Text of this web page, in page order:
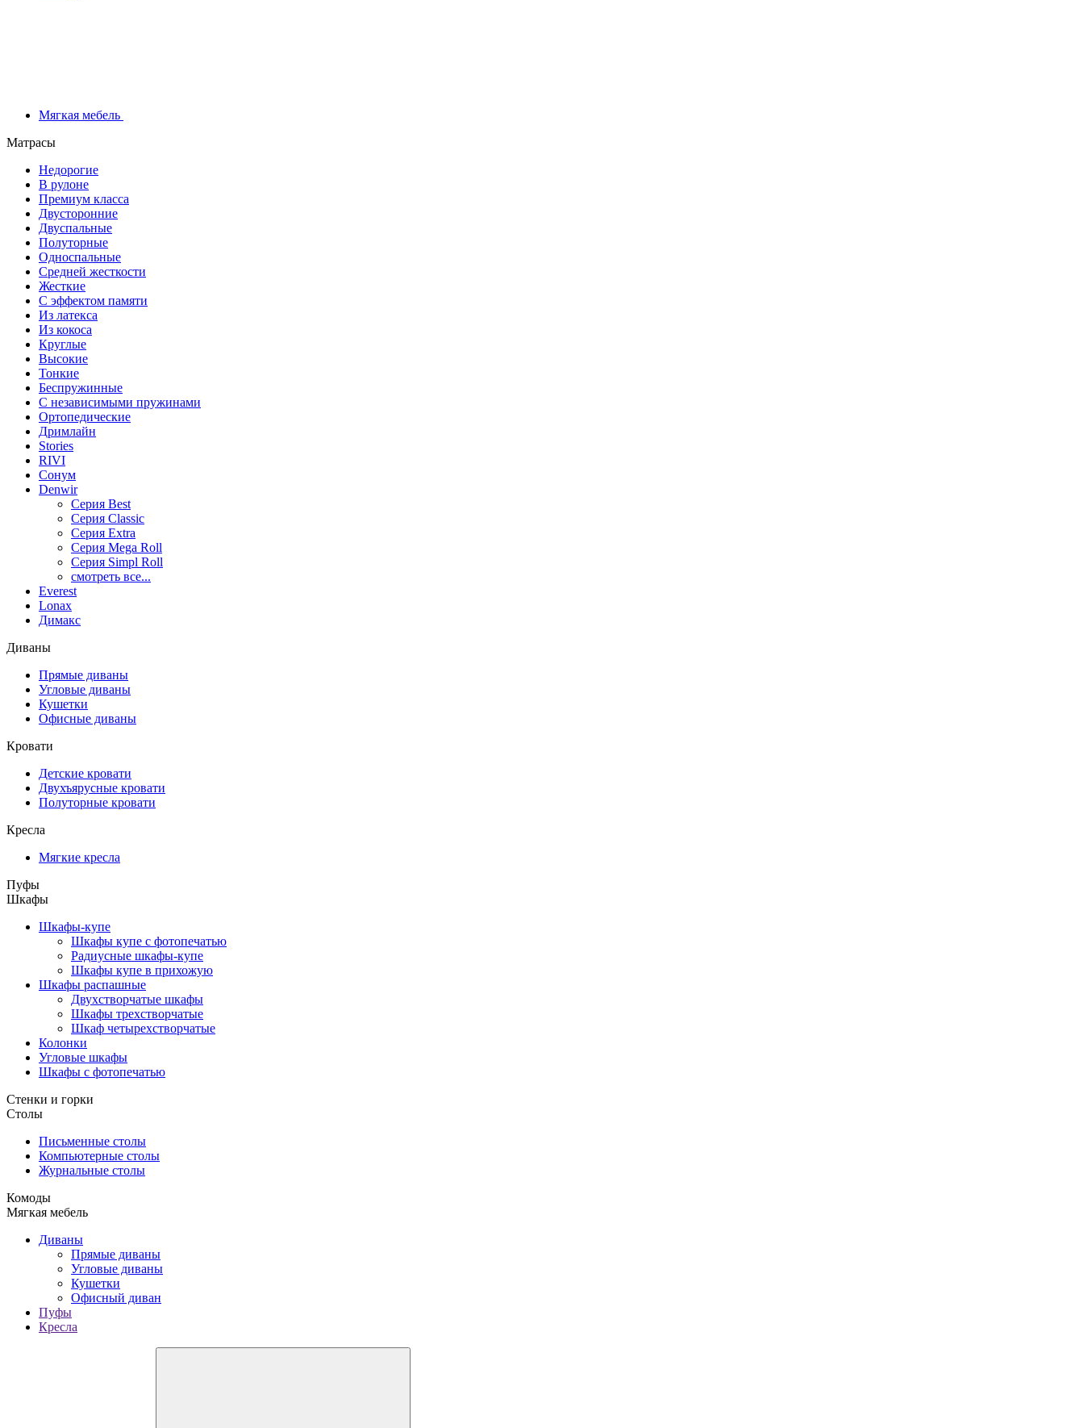
Мягкая мебель
Матрасы
Недорогие
В рулоне
Премиум класса
Двусторонние
Двуспальные
Полуторные
Односпальные
Средней жесткости
Жесткие
С эффектом памяти
Из латекса
Из кокоса
Круглые
Высокие
Тонкие
Беспружинные
С независимыми пружинами
Ортопедические
Дримлайн
Stories
RIVI
Сонум
Denwir
Серия Best
Серия Classic
Серия Extra
Серия Mega Roll
Серия Simpl Roll
смотреть все...
Everest
Lonax
Димакс
Диваны
Прямые диваны
Угловые диваны
Кушетки
Офисные диваны
Кровати
Детские кровати
Двухъярусные кровати
Полуторные кровати
Кресла
Мягкие кресла
Пуфы
Шкафы
Шкафы-купе
Шкафы купе с фотопечатью
Радиусные шкафы-купе
Шкафы купе в прихожую
Шкафы распашные
Двухстворчатые шкафы
Шкафы трехстворчатые
Шкаф четырехстворчатые
Колонки
Угловые шкафы
Шкафы с фотопечатью
Стенки и горки
Столы
Письменные столы
Компьютерные столы
Журнальные столы
Комоды
Мягкая мебель
Диваны
Прямые диваны
Угловые диваны
Кушетки
Офисный диван
Пуфы
Кресла